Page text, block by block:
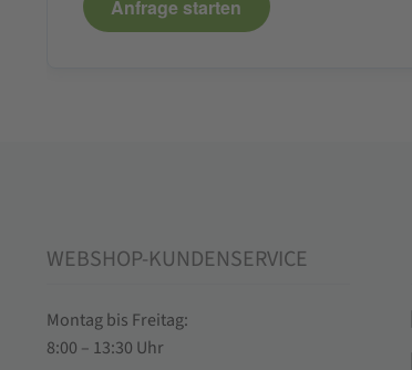
Anfrage starten
WEBSHOP-KUNDENSERVICE
Montag bis Freitag:
8:00 – 13:30 Uhr